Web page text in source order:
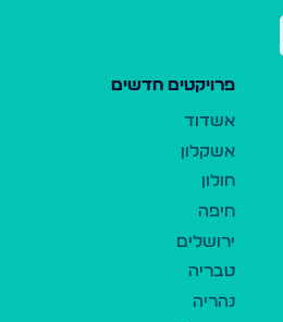
פרויקטים חדשים
אשדוד
אשקלון
חולון
חיפה
ירושלים
טבריה
נהריה